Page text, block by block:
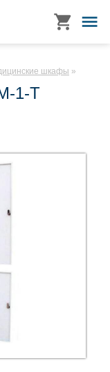
шкафы
1-Т